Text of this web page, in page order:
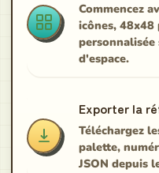
Commencez
icônes,
d'espace.
Exporter la
Téléchargez
palette,
JSON depuis